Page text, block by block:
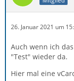
26. Januar 2021 um
Auch wenn ich
"Test" wieder da.
Hier mal eine